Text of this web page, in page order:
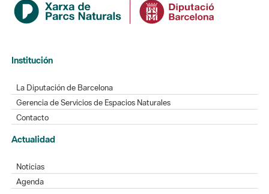
Institución
La Diputación de Barcelona
Gerencia de Servicios de Espacios Naturales
Contacto
Actualidad
Noticias
Agenda